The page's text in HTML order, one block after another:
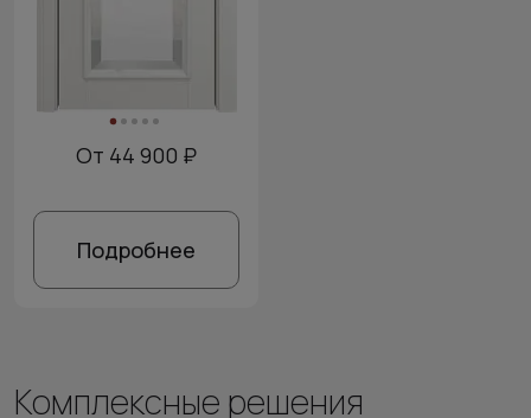
От 44 900 ₽
Подробнее
Комплексные решения